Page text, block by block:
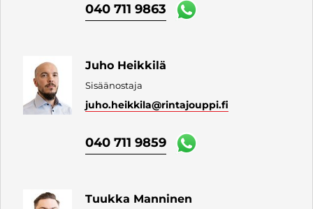
040 711 9863
Juho Heikkilä
Sisäänostaja
juho.heikkila@rintajouppi.fi
040 711 9859
Tuukka Manninen